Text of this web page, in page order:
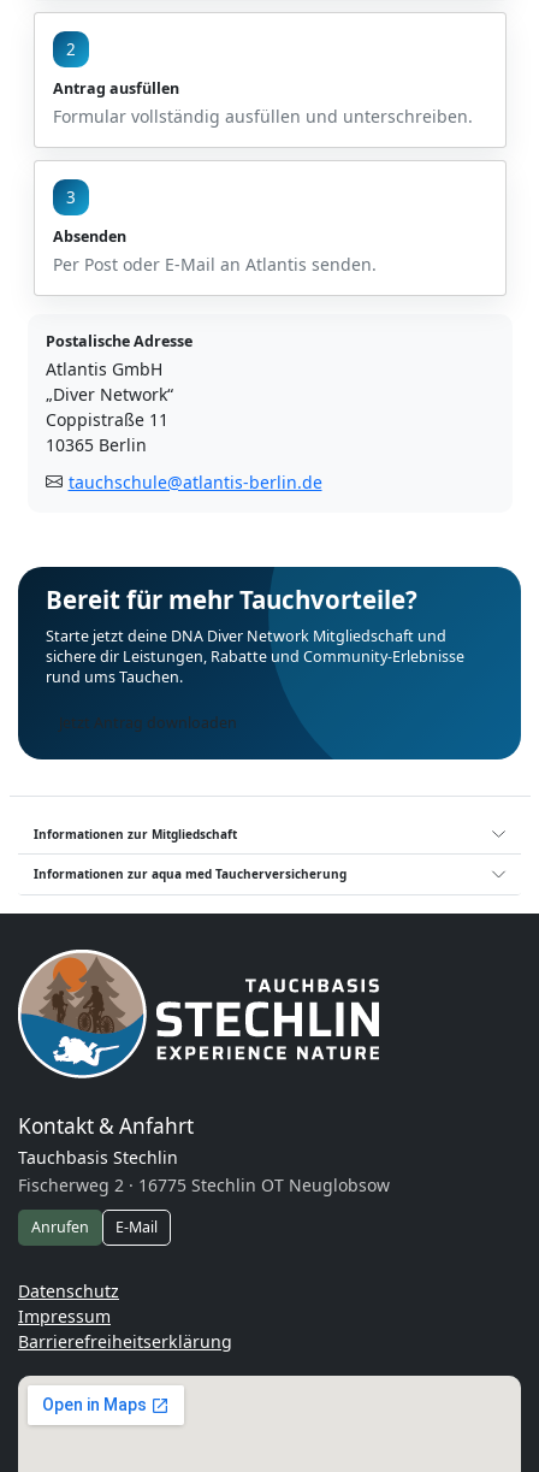
2
Antrag ausfüllen
Formular vollständig ausfüllen und unterschreiben.
3
Absenden
Per Post oder E-Mail an Atlantis senden.
Postalische Adresse
Atlantis GmbH
„Diver Network“
Coppistraße 11
10365 Berlin
tauchschule@atlantis-berlin.de
Bereit für mehr Tauchvorteile?
Starte jetzt deine DNA Diver Network Mitgliedschaft und
sichere dir Leistungen, Rabatte und Community-Erlebnisse
rund ums Tauchen.
Jetzt Antrag downloaden
Informationen zur Mitgliedschaft
Informationen zur aqua med Taucherversicherung
Kontakt & Anfahrt
Tauchbasis Stechlin
Fischerweg 2 · 16775 Stechlin OT Neuglobsow
Anrufen E-Mail
Datenschutz
Impressum
Barrierefreiheitserklärung